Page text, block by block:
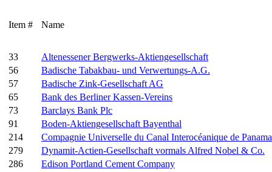
Item # Name
33
Altenessener Bergwerks-Aktiengesellschaft
56
Badische Tabakbau- und Verwertungs-A.G.
57
Badische Zink-Gesellschaft AG
65
Bank des Berliner Kassen-Vereins
73
Barclays Bank Plc
91
Boden-Aktiengesellschaft Bayenthal
214
Compagnie Universelle du Canal Interocéanique de
279
Dynamit-Actien-Gesellschaft vormals Alfred Nobel & Co.
286
Edison Portland Cement Company